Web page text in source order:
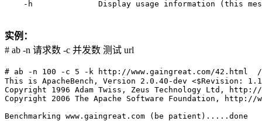
实例：
# ab -n 请求数 -c 并发数 测试 url
# ab -n 100 -c 5 -k http://www.gaingreat.com/42.html  //必
This is ApacheBench, Version 2.0.40-dev <$Revision:
Copyright 1996 Adam Twiss, Zeus Technology Ltd, http://
Copyright 2006 The Apache Software Foundation, http://
Benchmarking www.gaingreat.com (be patient).....done